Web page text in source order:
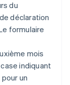
du
déclaration
formulaire
mois
indiquant
un